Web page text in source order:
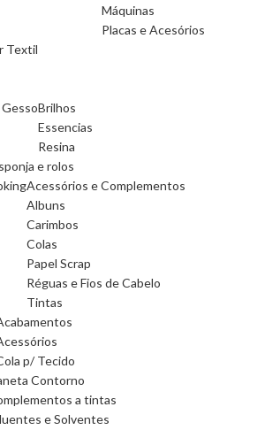
Máquinas
Placas e Acesórios
Textil
Brilhos
Essencias
Resina
e rolos
Acessórios e Complementos
Albuns
Carimbos
Colas
Papel Scrap
Réguas e Fios de Cabelo
Tintas
p/ Tecido
Contorno
a tintas
e Solventes